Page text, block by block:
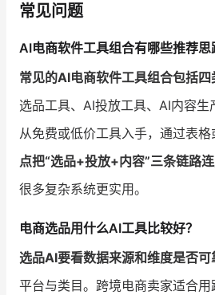
常见问题
AI电商软件工具组合有哪些推荐思
常见的AI电商软件工具组合包括四
选品工具、AI投放工具、AI内容生
从免费或低价工具入手，通过表格
点把“选品+投放+内容”三条链路
很多复杂系统更实用。
电商选品用什么AI工具比较好？
选品AI要看数据来源和维度是否可
平台与类目。跨境电商卖家适合用